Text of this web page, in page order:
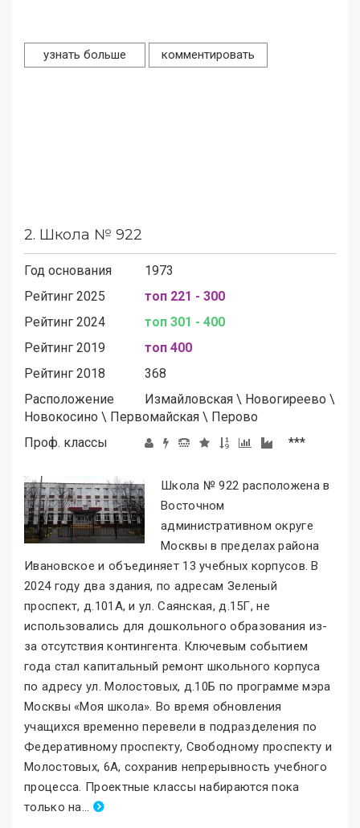
узнать больше комментировать
2. Школа № 922
Год основания
1973
Рейтинг 2025
топ 221 - 300
Рейтинг 2024
топ 301 - 400
Рейтинг 2019
топ 400
Рейтинг 2018
368
Расположение
Измайловская \ Новогиреево \
Новокосино \ Первомайская \ Перово
Проф. классы
***
Школа № 922 расположена в
Восточном
административном округе
Москвы в пределах района
Ивановское и объединяет 13 учебных корпусов. В
2024 году два здания, по адресам Зеленый
проспект, д.101А, и ул. Саянская, д.15Г, не
использовались для дошкольного образования из-
за отсутствия контингента. Ключевым событием
года стал капитальный ремонт школьного корпуса
по адресу ул. Молостовых, д.10Б по программе мэра
Москвы «Моя школа». Во время обновления
учащихся временно перевели в подразделения по
Федеративному проспекту, Свободному проспекту и
Молостовых, 6А, сохранив непрерывность учебного
процесса. Проектные классы набираются пока
только на...